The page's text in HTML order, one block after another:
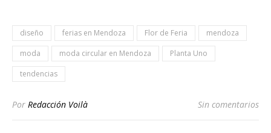
diseño ferias en Mendoza Flor de Feria
mendoza
moda
moda circular en Mendoza
Planta Uno
tendencias
Por Redacción Voilà Sin comentarios